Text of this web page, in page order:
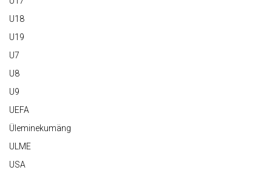
U18
U19
U7
U8
U9
UEFA
Üleminekumäng
ULME
USA